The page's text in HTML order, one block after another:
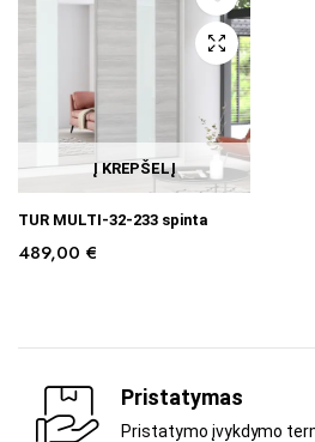
Į KREPŠELĮ
TUR MULTI-32-233 spinta
489,00 €
Pristatymas
Pristatymo įvykdymo